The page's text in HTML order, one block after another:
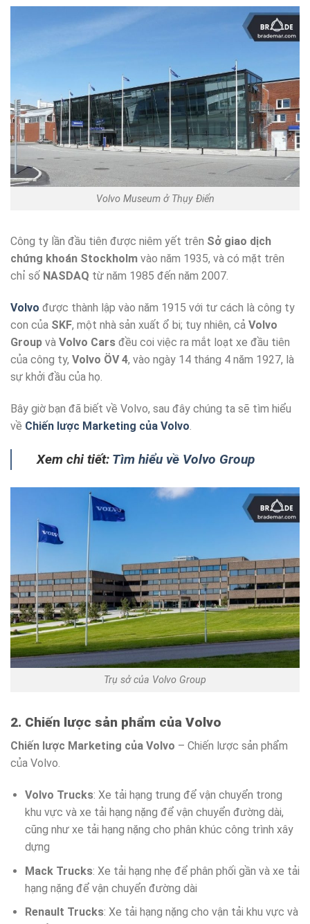
Volvo Museum ở Thụy Điển
Công ty lần đầu tiên được niêm yết trên Sở giao dịch
chứng khoán Stockholm vào năm 1935, và có mặt trên
chỉ số NASDAQ từ năm 1985 đến năm 2007.
Volvo được thành lập vào năm 1915 với tư cách là công ty
con của SKF, một nhà sản xuất ổ bi; tuy nhiên, cả Volvo
Group và Volvo Cars đều coi việc ra mắt loạt xe đầu tiên
của công ty, Volvo ÖV 4, vào ngày 14 tháng 4 năm 1927, là
sự khởi đầu của họ.
Bây giờ bạn đã biết về Volvo, sau đây chúng ta sẽ tìm hiểu
về Chiến lược Marketing của Volvo.
Xem chi tiết: Tìm hiểu về Volvo Group
Trụ sở của Volvo Group
2. Chiến lược sản phẩm của Volvo
Chiến lược Marketing của Volvo – Chiến lược sản phẩm
của Volvo.
Volvo Trucks: Xe tải hạng trung để vận chuyển trong
khu vực và xe tải hạng nặng để vận chuyển đường dài,
cũng như xe tải hạng nặng cho phân khúc công trình xây
dựng
Mack Trucks: Xe tải hạng nhẹ để phân phối gần và xe tải
hạng nặng để vận chuyển đường dài
Renault Trucks: Xe tải hạng nặng cho vận tải khu vực và